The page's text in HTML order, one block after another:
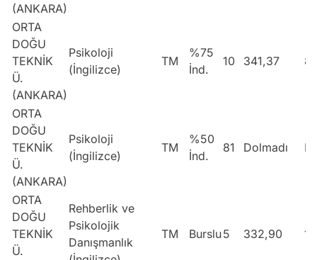
(ANKARA)
ORTA
DOĞU
TEKNİK
Ü.
(ANKARA)
Psikoloji
(İngilizce)
TM
%75
İnd.
10 341,37
ORTA
DOĞU
TEKNİK
Ü.
(ANKARA)
Psikoloji
(İngilizce)
TM
%50
İnd.
81 Dolmadı
ORTA
DOĞU
TEKNİK
Ü.
Rehberlik ve
Psikolojik
Danışmanlık
TM Burslu5 332,90